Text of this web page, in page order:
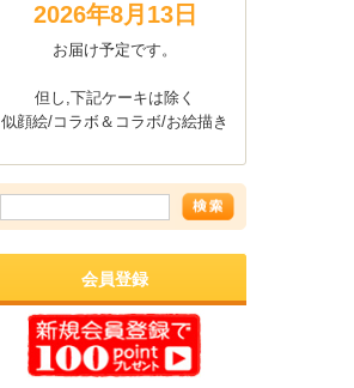
2026年8月13日
お届け予定です。
但し,下記ケーキは除く
似顔絵/コラボ＆コラボ/お絵描き
会員登録